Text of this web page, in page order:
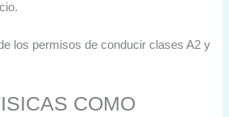
los permisos de conducir clases A2 y
COMO